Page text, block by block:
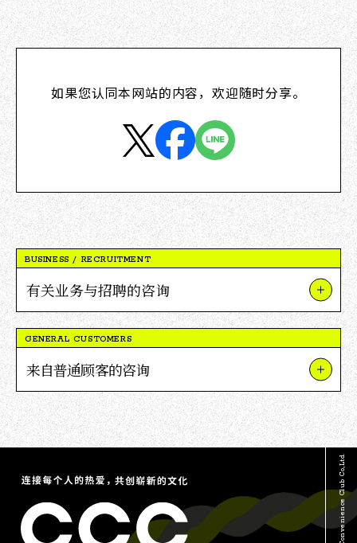
如果您认同本网站的内容，欢迎随时分享。
BUSINESS / RECRUITMENT
有关业务与招聘的咨询
关于我们的业务和项目
媒体采访及报道相关咨询
其他咨询
GENERAL CUSTOMERS
来自普通顾客的咨询
关于TSUTAYA
关于茑屋书店